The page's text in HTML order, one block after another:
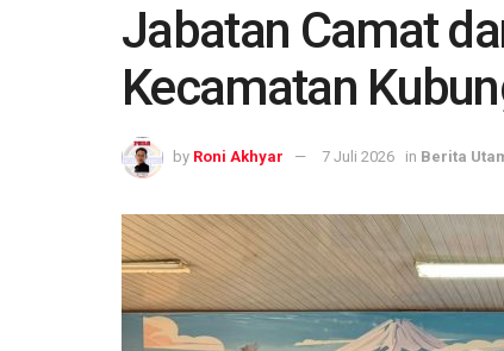
Jabatan Camat
Kecamatan
by Roni Akhyar 7 Juli 2026 in Berita